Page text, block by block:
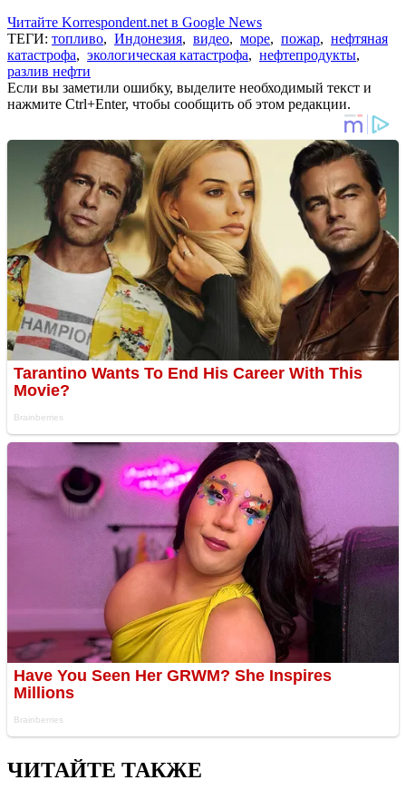
Читайте Korrespondent.net в Google News
ТЕГИ: топливо, Индонезия, видео, море, пожар, нефтяная
катастрофа, экологическая катастрофа, нефтепродукты,
разлив нефти
Если вы заметили ошибку, выделите необходимый текст и
нажмите Ctrl+Enter, чтобы сообщить об этом редакции.
ЧИТАЙТЕ ТАКЖЕ